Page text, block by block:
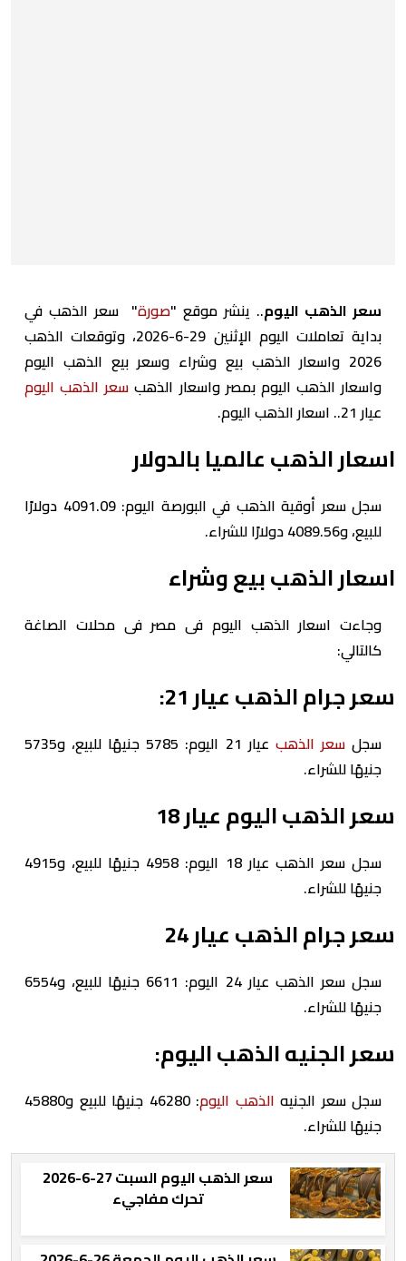
سعر الذهب اليوم.. ينشر موقع "صورة" سعر الذهب في
بداية تعاملات اليوم الإثنين 29-6-2026، وتوقعات الذهب
2026 واسعار الذهب بيع وشراء وسعر بيع الذهب اليوم
واسعار الذهب اليوم بمصر واسعار الذهب سعر الذهب اليوم
عيار 21.. اسعار الذهب اليوم.
اسعار الذهب عالميا بالدولار
سجل سعر أوقية الذهب في البورصة اليوم: 4091.09 دولارًا
للبيع، و4089.56 دولارًا للشراء.
اسعار الذهب بيع وشراء
وجاءت اسعار الذهب اليوم فى مصر فى محلات الصاغة
كالتالي:
سعر جرام الذهب عيار 21:
سجلسعر الذهب
عيار 21 اليوم: 5785 جنيهًا للبيع، و5735
جنيهًا للشراء.
سعر الذهب اليوم عيار 18
سجل سعر الذهب عيار 18 اليوم: 4958 جنيهًا للبيع، و4915
جنيهًا للشراء.
سعر جرام الذهب عيار 24
سجل سعر الذهب عيار 24 اليوم: 6611 جنيهًا للبيع، و6554
جنيهًا للشراء.
سعر الجنيه الذهب اليوم:
سجل سعر الجنيه الذهب اليوم
: 46280 جنيهًا للبيع و45880
جنيهًا للشراء.
سعر الذهب اليوم السبت 27-6-2026
تحرك مفاجيء